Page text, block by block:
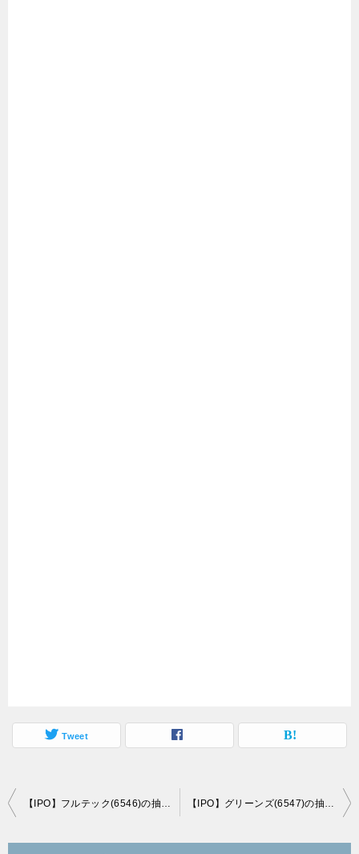
Tweet
投
【IPO】フルテック(6546)の抽選結果（当選、落選情報）、エスキュービズム(3982)は上場中止 【IPO】グリーンズ(6547)の抽選結果（当選、落選情報）